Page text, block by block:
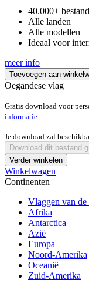
40.000+
Alle landen
Alle modellen
Ideaal voor
meer info
Toevoegen aan
Oegandese vlag
Gratis download voor
informatie
Je download zal
Download dit bestand
Verder winkelen
Winkelwagen
Continenten
Vlaggen van de
Afrika
Antarctica
Azië
Europa
Noord-Amerika
Oceanië
Zuid-Amerika